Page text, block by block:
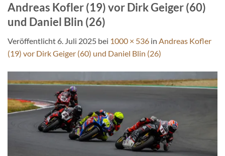
Andreas Kofler (19) vor Dirk Geiger (60)
und Daniel Blin (26)
Veröffentlicht 6. Juli 2025 bei 1000 × 536 in Andreas Kofler
(19) vor Dirk Geiger (60) und Daniel Blin (26)